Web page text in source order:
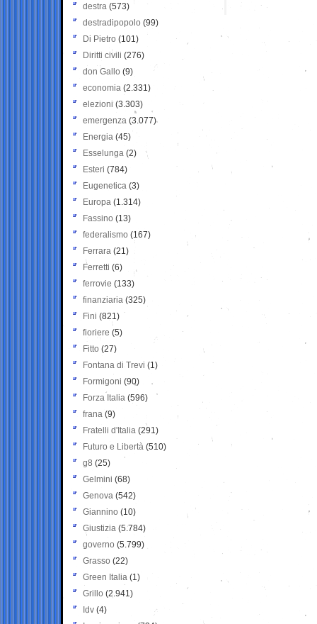
destra (573)
destradipopolo (99)
Di Pietro (101)
Diritti civili (276)
don Gallo (9)
economia (2.331)
elezioni (3.303)
emergenza (3.077)
Energia (45)
Esselunga (2)
Esteri (784)
Eugenetica (3)
Europa (1.314)
Fassino (13)
federalismo (167)
Ferrara (21)
Ferretti (6)
ferrovie (133)
finanziaria (325)
Fini (821)
fioriere (5)
Fitto (27)
Fontana di Trevi (1)
Formigoni (90)
Forza Italia (596)
frana (9)
Fratelli d'Italia (291)
Futuro e Libertà (510)
g8 (25)
Gelmini (68)
Genova (542)
Giannino (10)
Giustizia (5.784)
governo (5.799)
Grasso (22)
Green Italia (1)
Grillo (2.941)
Idv (4)